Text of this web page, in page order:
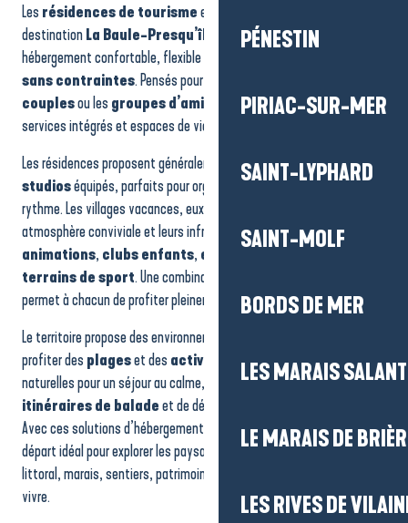
PÉNESTIN
PIRIAC-SUR-MER
SAINT-LYPHARD
SAINT-MOLF
BORDS DE MER
LES MARAIS
LE MARAIS DE
LES RIVES DE
Goélia – Résidence les Voiles blanches
Le Domaine de Cramphore - Pierre et Vacances
La Maison Rivage
Villages Clubs du Soleil La Baule - Le Saint Saens
Résidence de Vacances "Les Gabelous"
Centre du Palandrin
Goélia Résidence Royal Park
Les résidences de tourismeet
destinationLa Baule-Presqu’île de Guérandeoffrent un
hébergement confortable, flexible et idéal pour profiter d’un
sans contraintes. Pensés pour accueillir les
couplesou les groupes d’amis
, ils combinent autonomie,
services intégrés et espaces de vie adaptés à toutes les envies.
Les résidences proposent généralement desappartementsou
studioséquipés, parfaits pour organiser vos journées à votre
rythme. Les villages vacances, eux, se distinguent par leur
atmosphère conviviale et leurs infrastructures sur place :piscines
animations, clubs enfants, espaces de détente
terrains de sport. Une combinaison qui facilite les vacances et
permet à chacun de profiter pleinement.
Le territoire propose des environnements variés : bord de mer pour
profiter des plageset des activités nautiques, zones
naturelles pour un séjour au calme, ou espaces proches des
itinéraires de baladeet de découverte.
Avec ces solutions d’hébergement, vous profitez d’un point de
départ idéal pour explorer les paysages emblématiques du territoire :
littoral, marais, sentiers, patrimoine, grands espaces et douceur de
vivre.